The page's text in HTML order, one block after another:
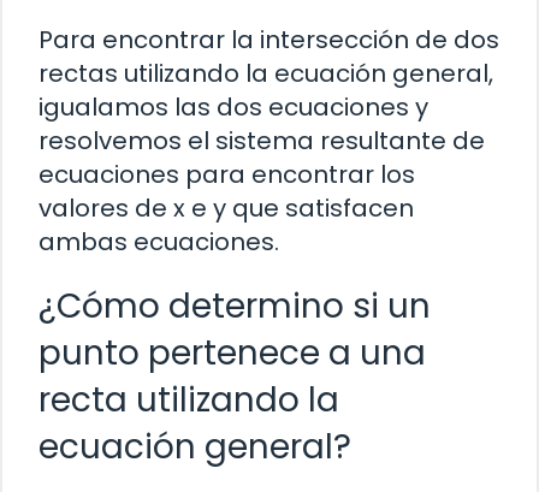
Para encontrar la intersección de dos
rectas utilizando la ecuación general,
igualamos las dos ecuaciones y
resolvemos el sistema resultante de
ecuaciones para encontrar los
valores de x e y que satisfacen
ambas ecuaciones.
¿Cómo determino si un
punto pertenece a una
recta utilizando la
ecuación general?